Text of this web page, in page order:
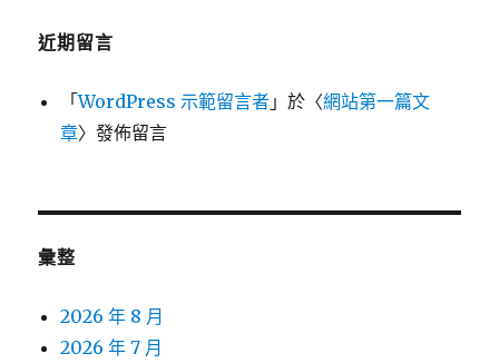
近期留言
「WordPress 示範留言者 」於〈網站第一篇文
章〉發佈留言
彙整
2026 年 8 月
2026 年 7 月